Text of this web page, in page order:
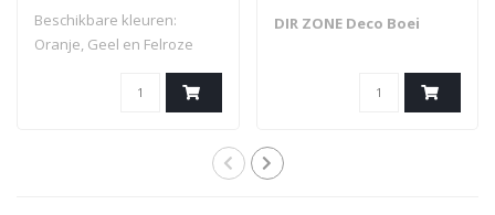
Beschikbare kleuren:
Oranje, Geel en Felroze
DIR ZONE Deco Boei